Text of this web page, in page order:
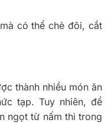
có thể chẻ đôi, cắt
thành nhiều món ăn
tạp. Tuy nhiên, để
ngọt từ nấm thì trong